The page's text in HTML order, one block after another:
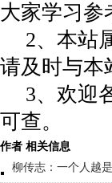
大家学习参
2、本站
请及时与本
3、欢迎
可查。
作者 相关信息
柳传志：一个人越